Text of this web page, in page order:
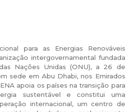
para as Energias Renováveis
intergovernamental fundada
Nações Unidas (ONU), a 26 de
sede em Abu Dhabi, nos Emirados
apoia os países na transição para
sustentável e constitui uma
internacional, um centro de